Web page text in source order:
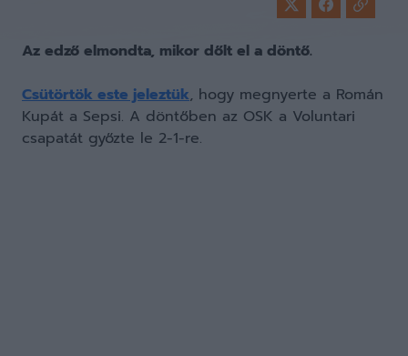
Az edző elmondta, mikor dőlt el a döntő.
Csütörtök este jeleztük, hogy megnyerte a Román
Kupát a Sepsi. A döntőben az OSK a Voluntari
csapatát győzte le 2-1-re.